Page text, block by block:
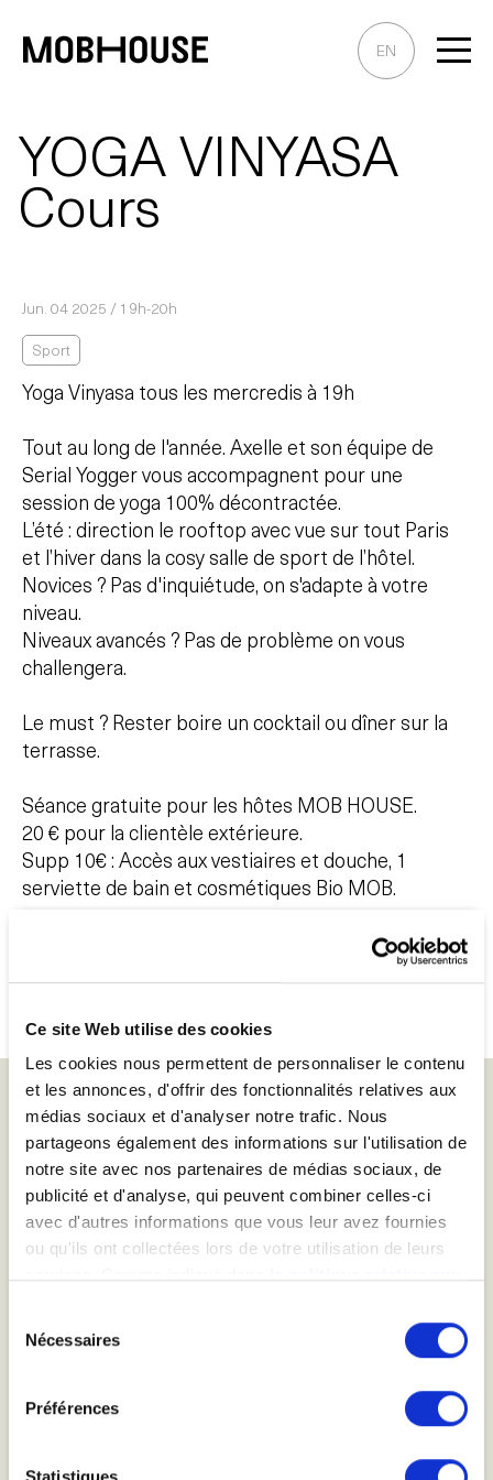
Ce site Web utilise des cookies
Les cookies nous permettent de personnaliser le contenu
et les annonces, d'offrir des fonctionnalités relatives aux
médias sociaux et d'analyser notre trafic. Nous
partageons également des informations sur l'utilisation de
notre site avec nos partenaires de médias sociaux, de
publicité et d'analyse, qui peuvent combiner celles-ci
avec d'autres informations que vous leur avez fournies
ou qu'ils ont collectées lors de votre utilisation de leurs
cliquant sur « tout autoriser » ; vous refusez ce dépôt de
cookies (sauf cookies nécessaires) en cliquant sur « tout
paramétrer vos choix en fonction de la finalité des
cookies puis de les confirmer en cliquant sur le bouton «
autoriser ma sélection ». Vous pouvez retirer votre
Nécessaires
Préférences
Statistiques
Content
EN
YOGA VINYASA
Cours
Jun. 04 2025 / 19h-20h
Sport
Yoga Vinyasa tous les mercredis à 19h
Tout au long de l'année. Axelle et son équipe de
Serial Yogger vous accompagnent pour une
session de yoga 100% décontractée.
L’été : direction le rooftop avec vue sur tout Paris
et l’hiver dans la cosy salle de sport de l’hôtel.
Novices ? Pas d'inquiétude, on s'adapte à votre
niveau.
Niveaux avancés ? Pas de problème on vous
challengera.
Le must ? Rester boire un cocktail ou dîner sur la
terrasse.
Séance gratuite pour les hôtes MOB HOUSE.
20 € pour la clientèle extérieure.
Supp 10€ : Accès aux vestiaires et douche, 1
serviette de bain et cosmétiques Bio MOB.